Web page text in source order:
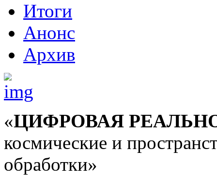
Итоги
Анонс
Архив
«ЦИФРОВАЯ
космические и
обработки»